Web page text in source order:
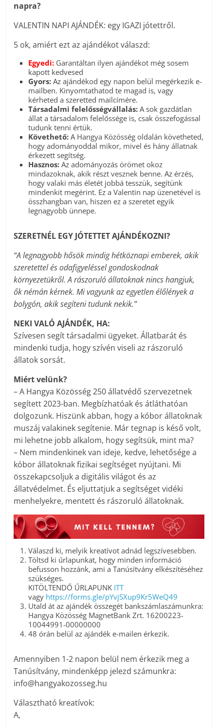
napra?
VALENTIN NAPI AJÁNDÉK: egy IGAZI jótettről.
5 ok, amiért ezt az ajándékot válaszd:
Egyedi: Garantáltan ilyen ajándékot még sosem
kapott kedvesed
Gyors: Az ajándékod egy napon belül megérkezik e-
mailben. Kinyomtathatod te magad is, vagy
kérheted a szeretted mailcímére.
Társadalmi felelősségvállalás: A sok gazdátlan
állat a társadalom felelőssége is, csak összefogással
tudunk tenni értük.
Követhető: A Hangya Közösség oldalán követheted,
hogy adományoddal mikor, mivel és hány állatnak
érkezett segítség.
Hasznos: Az adományozás örömet okoz
mindazoknak, akik részt vesznek benne. Az érzés,
hogy valaki más életét jobbá tesszük, segítünk
mindenkit megérint. Ez a Valentin nap üzenetével is
összhangban van, hiszen ez a szeretet egyik
legnagyobb ünnepe.
SZERETNÉL EGY JÓTETTET AJÁNDÉKOZNI?
“A legnagyobb hősök mindig hétköznapi emberek, akik
szeretettel és odafigyeléssel gondoskodnak
környezetükről. A rászoruló állatoknak nincs hangjuk,
ők némán kérnek. Mi vagyunk az egyetlen élőlények a
bolygón, akik segíteni tudunk nekik.”
NEKI VALÓ AJÁNDÉK, HA:
Szívesen segít társadalmi ügyeket. Állatbarát és
mindenki tudja, hogy szívén viseli az rászoruló
állatok sorsát.
Miért velünk?
– A Hangya Közösség 250 állatvédő szervezetnek
segített 2023-ban. Megbízhatóak és átláthatóan
dolgozunk. Hiszünk abban, hogy a kóbor állatoknak
muszáj valakinek segítenie. Már tegnap is késő volt,
mi lehetne jobb alkalom, hogy segítsük, mint ma?
– Nem mindenkinek van ideje, kedve, lehetősége a
kóbor állatoknak fizikai segítséget nyújtani. Mi
összekapcsoljuk a digitális világot és az
állatvédelmet. És eljuttatjuk a segítséget vidéki
menhelyekre, mentett és rászoruló állatoknak.
Válaszd ki, melyik kreatívot adnád legszívesebben.
Töltsd ki űrlapunkat, hogy minden információ
befusson hozzánk, ami a Tanúsítvány elkészítéséhez
szükséges.
KITÖLTENDŐ ŰRLAPUNK ITT
vagy https://forms.gle/pYvjSXup9Kr5WeQ49
Utald át az ajándék összegét bankszámlaszámunkra:
Hangya Közösség MagnetBank Zrt. 16200223-
10044991-00000000
48 órán belül az ajándék e-mailen érkezik.
Amennyiben 1-2 napon belül nem érkezik meg a
Tanúsítvány, mindenképp jelezd számunkra:
info@hangyakozosseg.hu
Választható kreatívok:
A,